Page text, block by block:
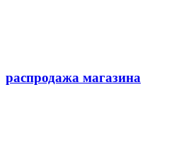
распродажа магазина